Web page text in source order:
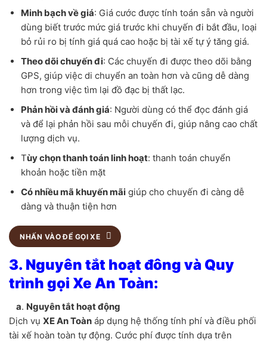
Minh bạch về giá: Giá cước được tính toán sẵn và người
dùng biết trước mức giá trước khi chuyến đi bắt đầu, loại
bỏ rủi ro bị tính giá quá cao hoặc bị tài xế tự ý tăng giá.
Theo dõi chuyến đi: Các chuyến đi được theo dõi bằng
GPS, giúp việc di chuyển an toàn hơn và cũng dễ dàng
hơn trong việc tìm lại đồ đạc bị thất lạc.
Phản hồi và đánh giá: Người dùng có thể đọc đánh giá
và để lại phản hồi sau mỗi chuyến đi, giúp nâng cao chất
lượng dịch vụ.
Tùy chọn thanh toán linh hoạt: thanh toán chuyển
khoản hoặc tiền mặt
Có nhiều mã khuyến mãigiúp cho chuyến đi càng dễ
dàng và thuận tiện hơn
NHẤN VÀO ĐỂ GỌI XE
3. Nguyên tắt hoạt đông và Quy
trình gọi Xe An Toàn:
a. Nguyên tắt hoạt động
Dịch vụ XE An Toàn áp dụng hệ thống tính phí và điều phối
tài xế hoàn toàn tự động. Cước phí được tính dựa trên